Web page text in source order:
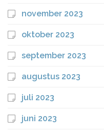
november 2023
oktober 2023
september 2023
augustus 2023
juli 2023
juni 2023